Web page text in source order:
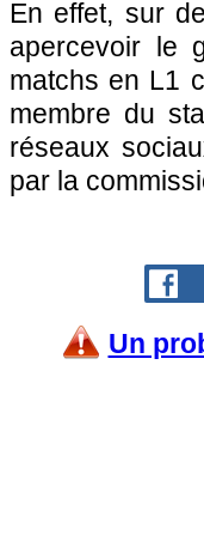
En effet, sur
apercevoir le
matchs en L1
membre du
réseaux
par la
Un